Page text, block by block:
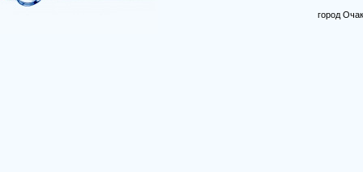
город